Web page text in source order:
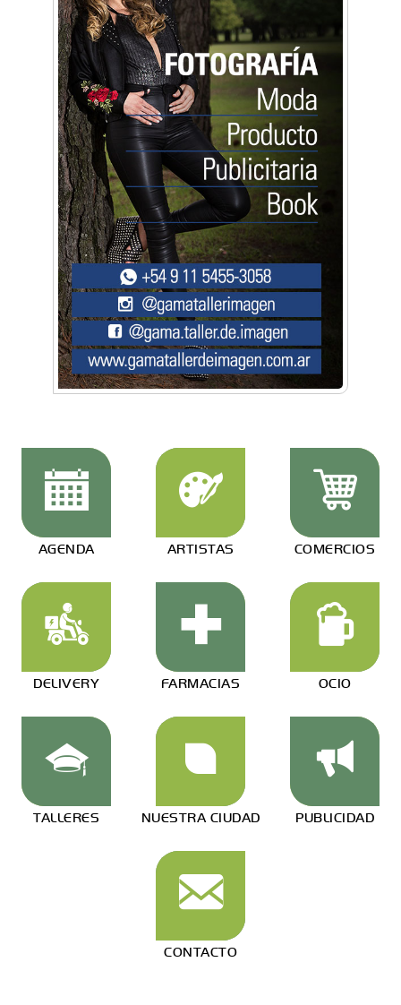
seguridad"
Música, teatro, yoga, danza y mucho más:
Conocé todos los talleres para aprender y
disfrutar en la Zona Oeste
AGENDA ARTISTAS COMERCIOS
DELIVERY FARMACIAS OCIO
TALLERES NUESTRA CIUDAD PUBLICIDAD
CONTACTO